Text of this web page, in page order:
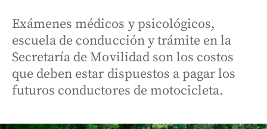
Exámenes médicos y psicológicos,
escuela de conducción y trámite en la
Secretaría de Movilidad son los costos
que deben estar dispuestos a pagar los
futuros conductores de motocicleta.